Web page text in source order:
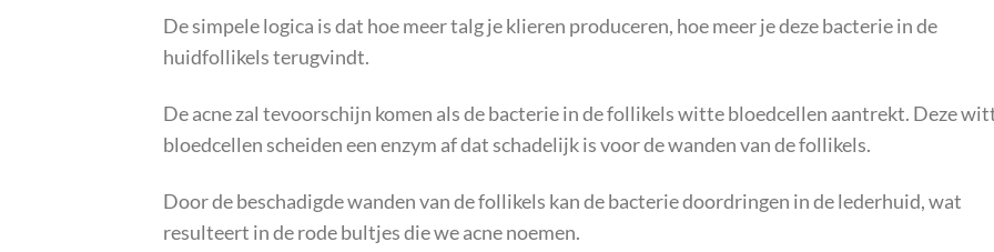
De simpele logica is dat hoe meer talg je klieren produceren, hoe meer je deze bacterie in de
huidfollikels terugvindt.
De acne zal tevoorschijn komen als de bacterie in de follikels witte bloedcellen aantrekt. Deze
bloedcellen scheiden een enzym af dat schadelijk is voor de wanden van de follikels.
Door de beschadigde wanden van de follikels kan de bacterie doordringen in de lederhuid, wat
resulteert in de rode bultjes die we acne noemen.